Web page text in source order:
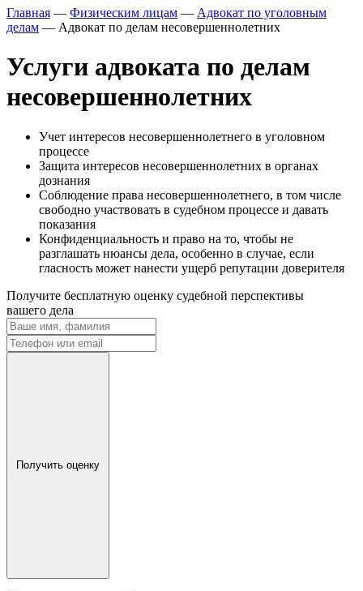
Главная — Физическим лицам — Адвокат по уголовным
делам — Адвокат по делам несовершеннолетних
Услуги адвоката по делам
несовершеннолетних
Учет интересов несовершеннолетнего в уголовном
процессе
Защита интересов несовершеннолетних в органах
дознания
Соблюдение права несовершеннолетнего, в том числе
свободно участвовать в судебном процессе и давать
показания
Конфиденциальность и право на то, чтобы не
разглашать нюансы дела, особенно в случае, если
гласность может нанести ущерб репутации доверителя
Получите бесплатную оценку судебной перспективы
вашего дела
Получить оценку